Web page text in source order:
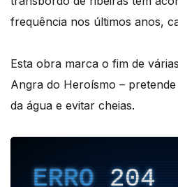
frequência nos últimos anos,
Esta obra marca o fim de
Angra do Heroísmo –
da água e evitar cheias.